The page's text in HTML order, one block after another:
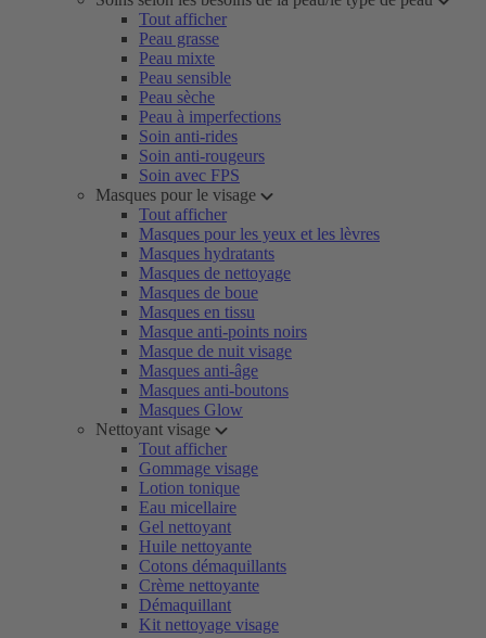
Tout afficher
Peau grasse
Peau mixte
Peau sensible
Peau sèche
Peau à imperfections
Soin anti-rides
Soin anti-rougeurs
Soin avec FPS
Masques pour le visage
Tout afficher
Masques pour les yeux et les lèvres
Masques hydratants
Masques de nettoyage
Masques de boue
Masques en tissu
Masque anti-points noirs
Masque de nuit visage
Masques anti-âge
Masques anti-boutons
Masques Glow
Nettoyant visage
Tout afficher
Gommage visage
Lotion tonique
Eau micellaire
Gel nettoyant
Huile nettoyante
Cotons démaquillants
Crème nettoyante
Démaquillant
Kit nettoyage visage